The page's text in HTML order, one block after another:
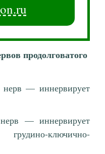
продолговатого
— иннервирует
— иннервирует
ключично-